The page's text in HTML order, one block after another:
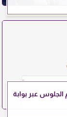
القومي ورقم الجلوس عبر بوابة